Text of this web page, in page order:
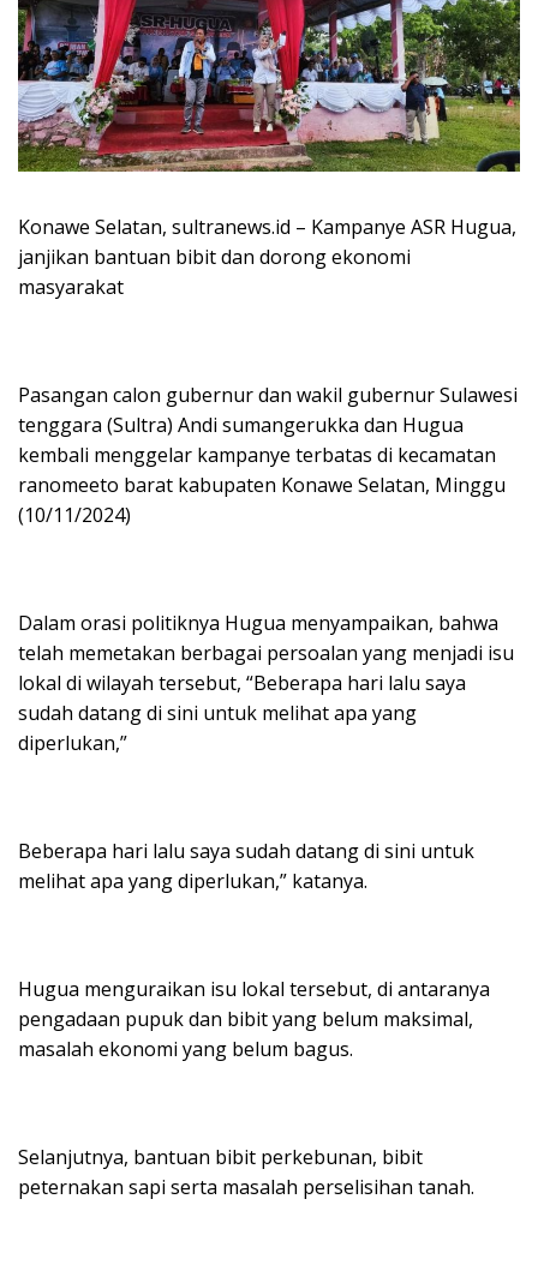
Konawe Selatan, sultranews.id – Kampanye ASR Hugua,
janjikan bantuan bibit dan dorong ekonomi
masyarakat
Pasangan calon gubernur dan wakil gubernur Sulawesi
tenggara (Sultra) Andi sumangerukka dan Hugua
kembali menggelar kampanye terbatas di kecamatan
ranomeeto barat kabupaten Konawe Selatan, Minggu
(10/11/2024)
Dalam orasi politiknya Hugua menyampaikan, bahwa
telah memetakan berbagai persoalan yang menjadi isu
lokal di wilayah tersebut, “Beberapa hari lalu saya
sudah datang di sini untuk melihat apa yang
diperlukan,”
Beberapa hari lalu saya sudah datang di sini untuk
melihat apa yang diperlukan,” katanya.
Hugua menguraikan isu lokal tersebut, di antaranya
pengadaan pupuk dan bibit yang belum maksimal,
masalah ekonomi yang belum bagus.
Selanjutnya, bantuan bibit perkebunan, bibit
peternakan sapi serta masalah perselisihan tanah.